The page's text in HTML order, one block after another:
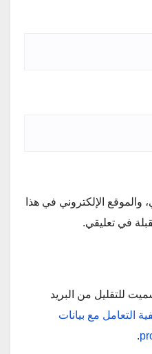
والموقع الإلكتروني في هذا
في تعليقي.
للتقليل من البريد
التعامل مع بيانات
.